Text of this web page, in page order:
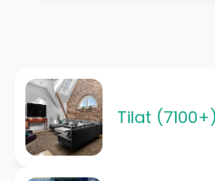
Tilat (7100+)